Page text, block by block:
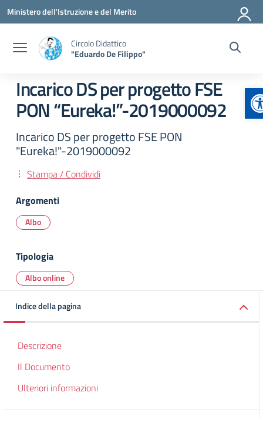
Vai ai contenuti
Vai al menu di navigazione
Vai al footer
Ministero dell'Istruzione e del Merito
Circolo Didattico
"Eduardo De Filippo"
Incarico DS per progetto FSE
PON “Eureka!”-2019000092
Incarico DS per progetto FSE PON
"Eureka!"-2019000092
Stampa / Condividi
Argomenti
Albo
Tipologia
Albo online
Indice della pagina
Descrizione
Il Documento
Ulteriori informazioni